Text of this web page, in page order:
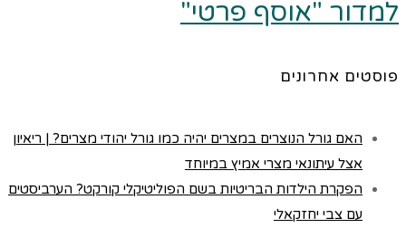
למדור "אוסף פרטי"
פוסטים אחרונים
האם גורל הנוצרים במצרים יהיה כמו גורל יהודי מצרים? | ריאיון
אצל עיתונאי מצרי אמיץ במיוחד
הפקרת הילדות הבריטיות בשם הפוליטיקלי קורקט? הערביסטים
עם צבי יחזקאלי